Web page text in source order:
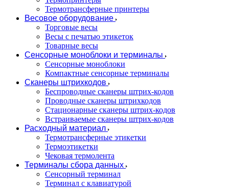
Термотрансферные принтеры
Весовое оборудование
Торговые весы
Весы с печатью этикеток
Товарные весы
Сенсорные моноблоки и терминалы
Сенсорные моноблоки
Компактные сенсорные терминалы
Сканеры штрихкодов
Беспроводные сканеры штрих-кодов
Проводные сканеры штрихкодов
Стационарные сканеры штрих-кодов
Встраиваемые сканеры штрих-кодов
Расходный материал
Термотрансферные этикетки
Термоэтикетки
Чековая термолента
Терминалы сбора данных
Сенсорный терминал
Терминал с клавиатурой